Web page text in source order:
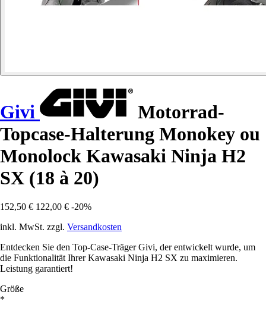
Givi
Motorrad-
Topcase-Halterung Monokey ou
Monolock Kawasaki Ninja H2
SX (18 à 20)
152,50 € 122,00 € -20%
inkl. MwSt. zzgl. Versandkosten
Entdecken Sie den Top-Case-Träger Givi, der entwickelt wurde, um
die Funktionalität Ihrer Kawasaki Ninja H2 SX zu maximieren.
Leistung garantiert!
Größe
*